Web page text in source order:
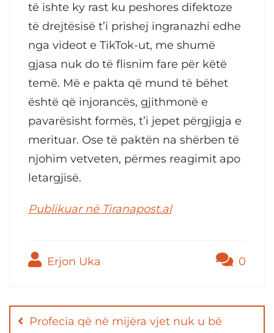
të ishte ky rast ku peshores difektoze
të drejtësisë t’i prishej ingranazhi edhe
nga videot e TikTok-ut, me shumë
gjasa nuk do të flisnim fare për këtë
temë. Më e pakta që mund të bëhet
është që injorancës, gjithmonë e
pavarësisht formës, t’i jepet përgjigja e
merituar. Ose të paktën na shërben të
njohim vetveten, përmes reagimit apo
letargjisë.
Publikuar në Tiranapost.al
Erjon Uka 0
navigation
Profecia që në mijëra vjet nuk u bë